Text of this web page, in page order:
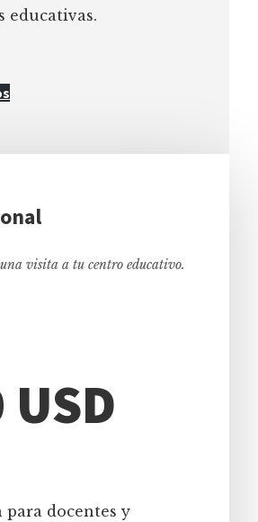
educativas.
visita a tu centro educativo.
para docentes y